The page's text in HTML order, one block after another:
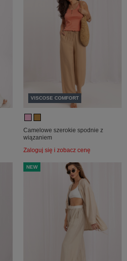
VISCOSE COMFORT
Camelowe szerokie spodnie z
wiązaniem
Zaloguj się i zobacz cenę
NEW